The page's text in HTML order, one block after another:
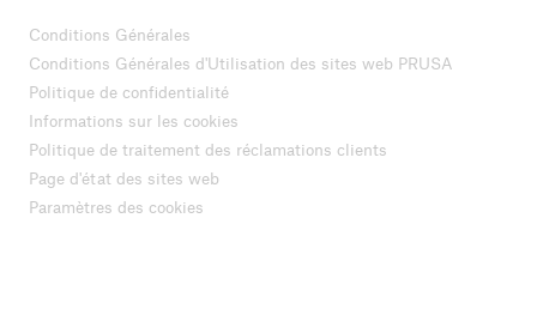
Conditions Générales
Conditions Générales d'Utilisation des sites web PRUSA
Politique de confidentialité
Informations sur les cookies
Politique de traitement des réclamations clients
Page d'état des sites web
Paramètres des cookies